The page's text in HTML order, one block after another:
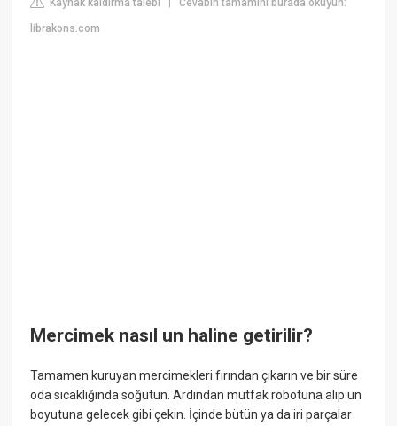
Kaynak kaldırma talebi |Cevabın tamamını burada okuyun:
librakons.com
Mercimek nasıl un haline getirilir?
Tamamen kuruyan mercimekleri fırından çıkarın ve bir süre
oda sıcaklığında soğutun. Ardından mutfak robotuna alıp un
boyutuna gelecek gibi çekin. İçinde bütün ya da iri parçalar